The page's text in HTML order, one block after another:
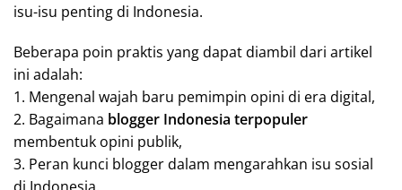
isu-isu penting di Indonesia.
Beberapa poin praktis yang dapat diambil dari artikel
ini adalah:
1. Mengenal wajah baru pemimpin opini di era digital,
2. Bagaimana blogger Indonesia terpopuler
membentuk opini publik,
3. Peran kunci blogger dalam mengarahkan isu sosial